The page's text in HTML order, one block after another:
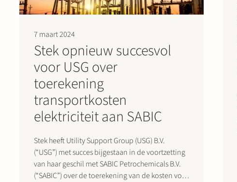
7 maart 2024
Stek opnieuw succesvol
voor USG over
toerekening
transportkosten
elektriciteit aan SABIC
Stek heeft Utility Support Group (USG) B.V.
(“USG”) met succes bijgestaan in de voortzetting
van haar geschil met SABIC Petrochemicals B.V.
(“SABIC”) over de toerekening van de kosten voor